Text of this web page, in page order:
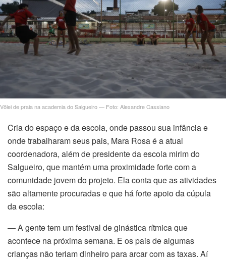
Vôlei de praia na academia do Salgueiro — Foto: Alexandre Cassiano
Cria do espaço e da escola, onde passou sua infância e
onde trabalharam seus pais, Mara Rosa é a atual
coordenadora, além de presidente da escola mirim do
Salgueiro, que mantém uma proximidade forte com a
comunidade jovem do projeto. Ela conta que as atividades
são altamente procuradas e que há forte apoio da cúpula
da escola:
— A gente tem um festival de ginástica rítmica que
acontece na próxima semana. E os pais de algumas
crianças não teriam dinheiro para arcar com as taxas. Aí